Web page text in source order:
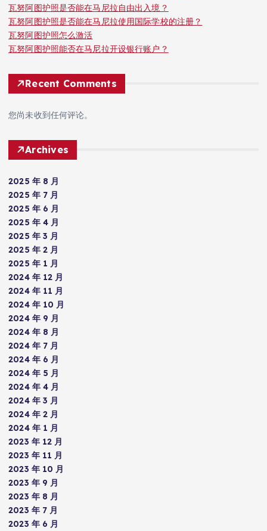
瓦努阿图护照是否能在马尼拉自由出入境？
瓦努阿图护照是否能在马尼拉使用国际学校的注册？
瓦努阿图护照怎么激活
瓦努阿图护照能否在马尼拉开设银行账户？
Recent Comments
您尚未收到任何评论。
Archives
2025 年 8 月
2025 年 7 月
2025 年 6 月
2025 年 4 月
2025 年 3 月
2025 年 2 月
2025 年 1 月
2024 年 12 月
2024 年 11 月
2024 年 10 月
2024 年 9 月
2024 年 8 月
2024 年 7 月
2024 年 6 月
2024 年 5 月
2024 年 4 月
2024 年 3 月
2024 年 2 月
2024 年 1 月
2023 年 12 月
2023 年 11 月
2023 年 10 月
2023 年 9 月
2023 年 8 月
2023 年 7 月
2023 年 6 月